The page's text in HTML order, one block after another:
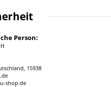
Person:
15938
shop.de